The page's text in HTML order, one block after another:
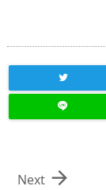

Next